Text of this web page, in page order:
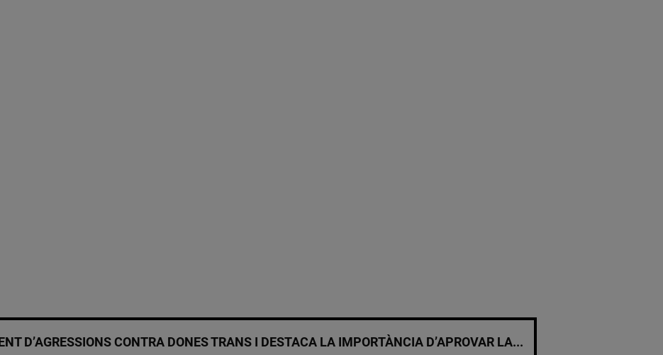
D’AGRESSIONS CONTRA DONES TRANS I DESTACA LA IMPORTÀNCIA D’APROVAR LA...